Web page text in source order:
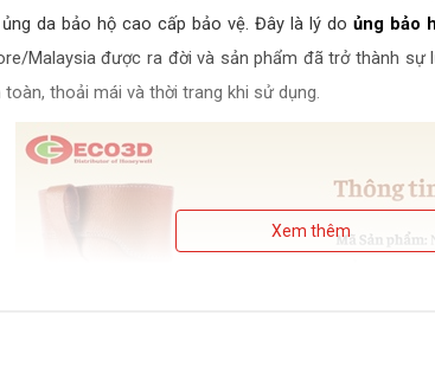
da bảo hộ cao cấp bảo vệ. Đây là lý doủng bảo
Malaysia được ra đời và sản phẩm đã trở thành
thoải mái và thời trang khi sử dụng.
Xem thêm